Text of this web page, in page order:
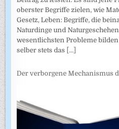
oberster Begriffe zielen, wie
Gesetz, Leben: Begriffe, die
Naturdinge und
wesentlichsten Probleme
selber stets das [...]
Der verborgene Mechanismus